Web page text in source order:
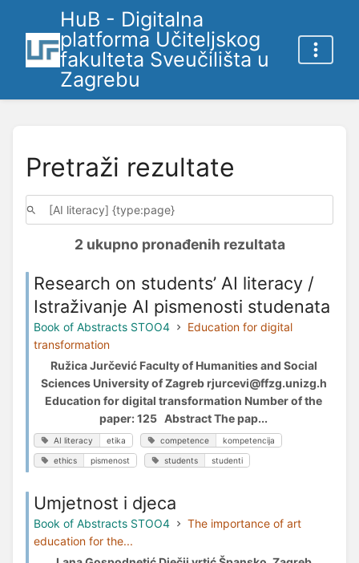
HuB - Digitalna
platforma Učiteljskog
fakulteta Sveučilišta u
Zagrebu
Pretraži rezultate
2 ukupno pronađenih rezultata
Research on students’ AI literacy /
Istraživanje AI pismenosti studenata
Book of Abstracts STOO4
Education for digital
transformation
Ružica Jurčević Faculty of Humanities and Social
Sciences University of Zagreb rjurcevi@ffzg.unizg.h
Education for digital transformation Number of the
paper: 125 Abstract The pap...
AI literacy etika competence kompetencija
ethics pismenost students studenti
Umjetnost i djeca
Book of Abstracts STOO4
The importance of art
education for the...